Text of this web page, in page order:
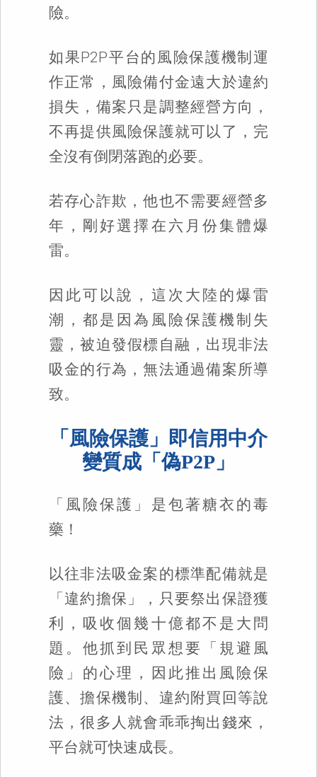
險。
如果P2P平台的風險保護機制運
作正常，風險備付金遠大於違約
損失，備案只是調整經營方向，
不再提供風險保護就可以了，完
全沒有倒閉落跑的必要。
若存心詐欺，他也不需要經營多
年，剛好選擇在六月份集體爆
雷。
因此可以說，這次大陸的爆雷
潮，都是因為風險保護機制失
靈，被迫發假標自融，出現非法
吸金的行為，無法通過備案所導
致。
「風險保護」即信用中介
變質成「偽P2P」
「風險保護」是包著糖衣的毒
藥！
以往非法吸金案的標準配備就是
「違約擔保」，只要祭出保證獲
利，吸收個幾十億都不是大問
題。他抓到民眾想要「規避風
險」的心理，因此推出風險保
護、擔保機制、違約附買回等說
法，很多人就會乖乖掏出錢來，
平台就可快速成長。